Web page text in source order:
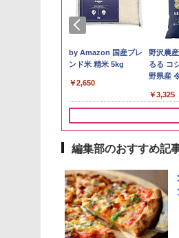
by Amazon 国産ブレ
ンド米 精米 5kg
￥2,650
野沢農
るる コ
野県産
￥3,325
1 2
1 2
1 2
編集部のおすすめ記